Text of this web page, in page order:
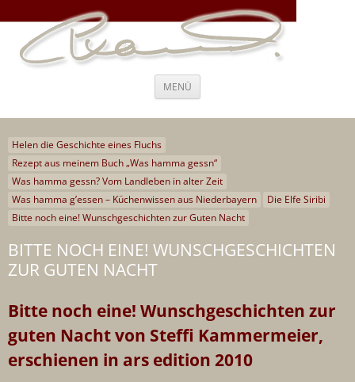
Steffi Kammermeier – Regie,
Drehbuch, Coaching und Beratung
Ich war nie “entweder-oder”, ich war immer “und, auch, sogar”
MENÜ
Helen die Geschichte eines Fluchs
Rezept aus meinem Buch „Was hamma gessn“
Was hamma gessn? Vom Landleben in alter Zeit
Was hamma g’essen – Küchenwissen aus Niederbayern
Die Elfe Siribi
Bitte noch eine! Wunschgeschichten zur Guten Nacht
BITTE NOCH EINE! WUNSCHGESCHICHTEN
ZUR GUTEN NACHT
Bitte noch eine! Wunschgeschichten zur
guten Nacht von Steffi Kammermeier,
erschienen in ars edition 2010